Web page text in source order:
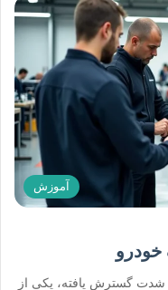
آموزش
شدت گسترش یافته، یکی از